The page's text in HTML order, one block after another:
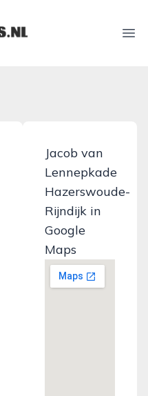
Jacob van
Lennepkade
Hazerswoude-
Rijndijk in
Google
Maps